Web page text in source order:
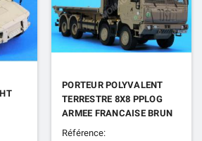
PORTEUR POLYVALENT
TERRESTRE 8X8 PPLOG
ARMEE FRANCAISE BRUN
TERRE DE FRANCE
Référence: